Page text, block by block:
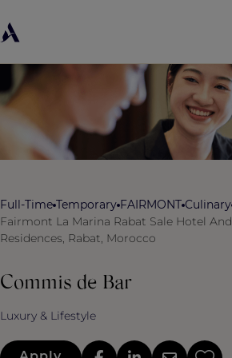
Full-Time Temporary FAIRMONT Culinary
Fairmont La Marina Rabat Sale Hotel And
Residences, Rabat, Morocco
Commis de Bar
Luxury & Lifestyle